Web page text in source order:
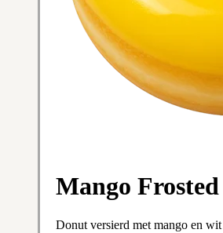
Mango Frosted
Donut versierd met mango en